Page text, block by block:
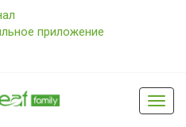
приложение
меню